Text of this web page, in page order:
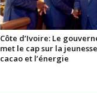
Côte d’Ivoire: Le
met le cap sur la
cacao et l’énergie